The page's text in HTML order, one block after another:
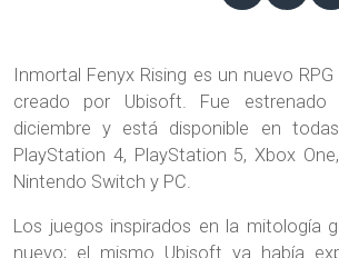
Inmortal Fenyx Rising es un nuevo
creado por Ubisoft. Fue
diciembre y está disponible en
PlayStation 4, PlayStation 5, Xbox
Nintendo Switch y PC.
Los juegos inspirados en la mitología
nuevo; el mismo Ubisoft ya había